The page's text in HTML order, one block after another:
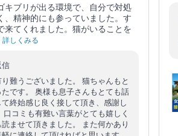
キブリが出る環境で、自分で対処
、精神的にも参っていました。す
来てくれました。猫がいることを
詳しくみる
信
難うございました。 猫ちゃんもと
です。 奥様も息子さんもとても話
終始感じ良く接して頂き、感謝し
口コミも有難い言葉がとても嬉しく
ませて頂きました。 また何かあり